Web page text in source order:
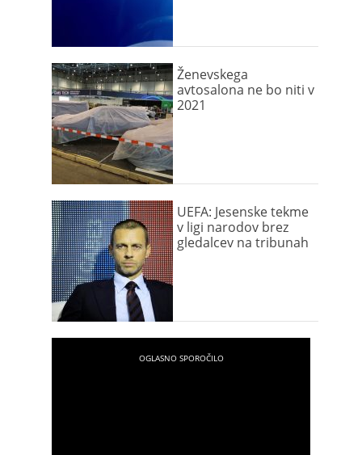
Ženevskega
avtosalona ne bo niti v
2021
UEFA: Jesenske tekme
v ligi narodov brez
gledalcev na tribunah